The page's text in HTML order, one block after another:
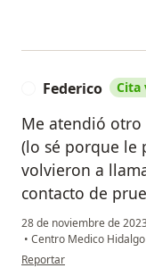
Federico Cita
Me atendió otro
(lo sé porque le
volvieron a
contacto de
28 de noviembre de
• Centro Medico
en opinión del usuario
Reportar